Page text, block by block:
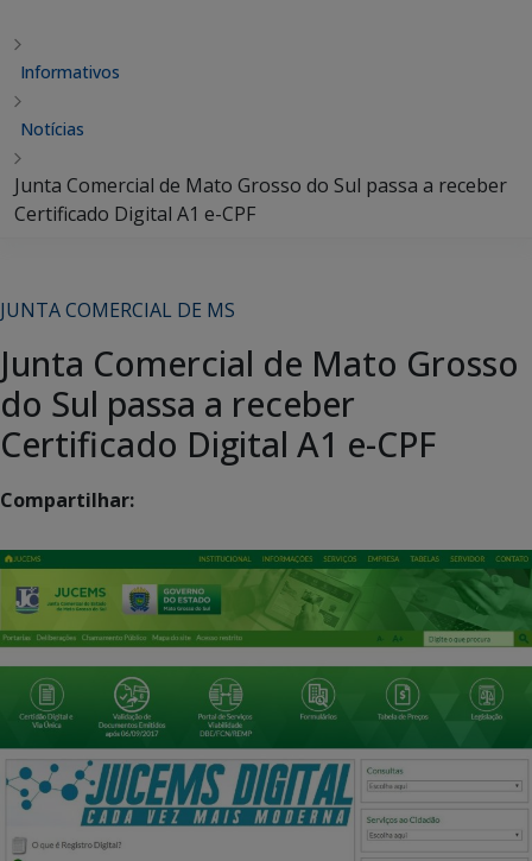
Informativos
Notícias
Junta Comercial de Mato Grosso do Sul passa a receber
Certificado Digital A1 e-CPF
JUNTA COMERCIAL DE MS
Junta Comercial de Mato Grosso
do Sul passa a receber
Certificado Digital A1 e-CPF
Compartilhar: